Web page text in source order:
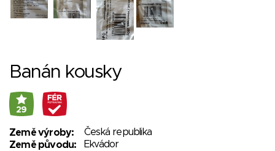
Banán kousky
29
Země výroby:
Česká republika
Země původu:
Ekvádor